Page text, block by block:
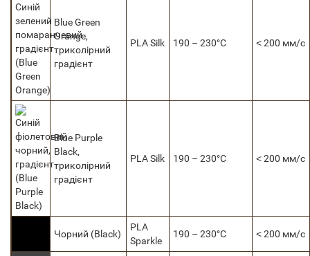
Blue Green
Orange,
триколірний
градієнт
PLA Silk 190 – 230°C ˂ 200 мм/с
Blue Purple
Black,
триколірний
градієнт
PLA Silk 190 – 230°C ˂ 200 мм/с
Чорний (Black)
PLA
Sparkle
190 – 230°C ˂ 200 мм/с